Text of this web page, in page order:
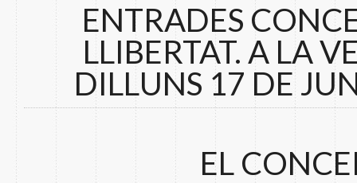
ENTRADES
LLIBERTAT. A LA
DILLUNS 17 DE
EL